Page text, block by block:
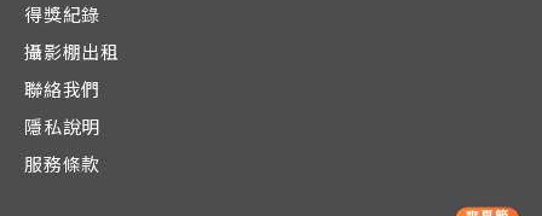
得獎紀錄
攝影棚出租
聯絡我們
隱私說明
服務條款